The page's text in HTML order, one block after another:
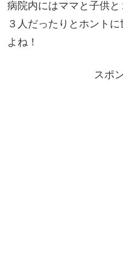
病院内にはママと子供
３人だったりとホント
よね！
スポ